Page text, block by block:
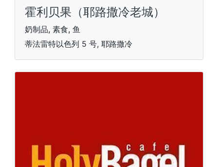
霍利贝果（耶路撒冷老城）
奶制品, 素食, 鱼
蒂法雷特以色列 5 号, 耶路撒冷